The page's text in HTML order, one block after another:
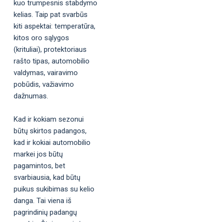
kuo trumpesnis stabdymo
kelias. Taip pat svarbūs
kiti aspektai: temperatūra,
kitos oro sąlygos
(krituliai), protektoriaus
rašto tipas, automobilio
valdymas, vairavimo
pobūdis, važiavimo
dažnumas.
Kad ir kokiam sezonui
būtų skirtos padangos,
kad ir kokiai automobilio
markei jos būtų
pagamintos, bet
svarbiausia, kad būtų
puikus sukibimas su kelio
danga. Tai viena iš
pagrindinių padangų